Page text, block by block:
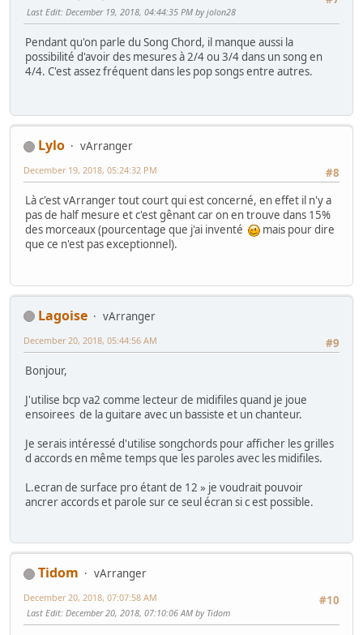
Last Edit: December 19, 2018, 04:44:35 PM by jolon28
Pendant qu'on parle du Song Chord, il manque aussi la
possibilité d'avoir des mesures à 2/4 ou 3/4 dans un song en
4/4. C'est assez fréquent dans les pop songs entre autres.
Lylo
vArranger
#8
December 19, 2018, 05:24:32 PM
Là c'est vArranger tout court qui est concerné, en effet il n'y a
pas de half mesure et c'est gênant car on en trouve dans 15%
des morceaux (pourcentage que j'ai inventé
mais pour dire
que ce n'est pas exceptionnel).
Lagoise
vArranger
#9
December 20, 2018, 05:44:56 AM
Bonjour,
J'utilise bcp va2 comme lecteur de midifiles quand je joue
ensoirees de la guitare avec un bassiste et un chanteur.
Je serais intéressé d'utilise songchords pour afficher les grilles
d accords en même temps que les paroles avec les midifiles.
L.ecran de surface pro étant de 12 » je voudrait pouvoir
ancrer accords et parole sur ce seul écran si c est possible.
Tidom
vArranger
#10
December 20, 2018, 07:07:58 AM
Last Edit: December 20, 2018, 07:10:06 AM by Tidom